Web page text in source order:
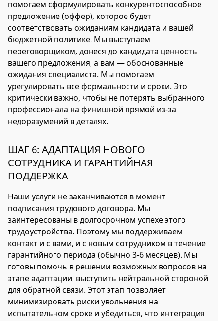
помогаем сформулировать конкурентоспособное
предложение (оффер), которое будет
соответствовать ожиданиям кандидата и вашей
бюджетной политике. Мы выступаем
переговорщиком, донеся до кандидата ценность
вашего предложения, а вам — обоснованные
ожидания специалиста. Мы помогаем
урегулировать все формальности и сроки. Это
критически важно, чтобы не потерять выбранного
профессионала на финишной прямой из-за
недоразумений в деталях.
ШАГ 6: АДАПТАЦИЯ НОВОГО
СОТРУДНИКА И ГАРАНТИЙНАЯ
ПОДДЕРЖКА
Наши услуги не заканчиваются в момент
подписания трудового договора. Мы
заинтересованы в долгосрочном успехе этого
трудоустройства. Поэтому мы поддерживаем
контакт и с вами, и с новым сотрудником в течение
гарантийного периода (обычно 3-6 месяцев). Мы
готовы помочь в решении возможных вопросов на
этапе адаптации, выступить нейтральной стороной
для обратной связи. Этот этап позволяет
минимизировать риски увольнения на
испытательном сроке и убедиться, что интеграция